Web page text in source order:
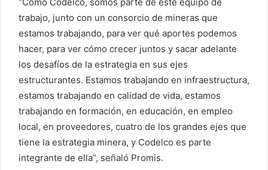
“Como Codelco, somos parte de este equipo de
trabajo, junto con un consorcio de mineras que
estamos trabajando, para ver qué aportes podemos
hacer, para ver cómo crecer juntos y sacar adelante
los desafíos de la estrategia en sus ejes
estructurantes. Estamos trabajando en infraestructura,
estamos trabajando en calidad de vida, estamos
trabajando en formación, en educación, en empleo
local, en proveedores, cuatro de los grandes ejes que
tiene la estrategia minera, y Codelco es parte
integrante de ella”, señaló Promis.